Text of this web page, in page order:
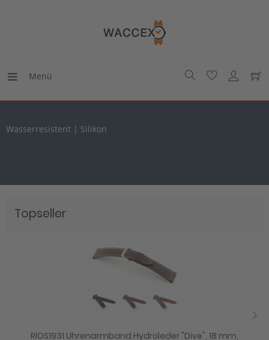
Menü
Wasserresistent | Silikon
Topseller
RIOS1931 Uhrenarmband Hydroleder "Dive", 18 mm,